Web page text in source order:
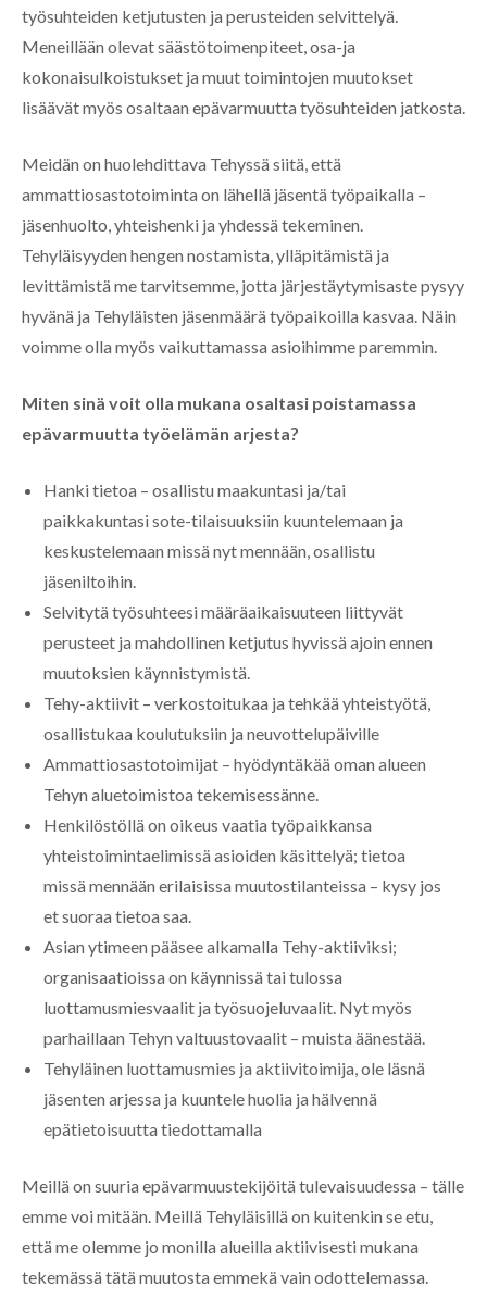
työsuhteiden ketjutusten ja perusteiden selvittelyä.
Meneillään olevat säästötoimenpiteet, osa-ja
kokonaisulkoistukset ja muut toimintojen muutokset
lisäävät myös osaltaan epävarmuutta työsuhteiden jatkosta.
Meidän on huolehdittava Tehyssä siitä, että
ammattiosastotoiminta on lähellä jäsentä työpaikalla –
jäsenhuolto, yhteishenki ja yhdessä tekeminen.
Tehyläisyyden hengen nostamista, ylläpitämistä ja
levittämistä me tarvitsemme, jotta järjestäytymisaste pysyy
hyvänä ja Tehyläisten jäsenmäärä työpaikoilla kasvaa. Näin
voimme olla myös vaikuttamassa asioihimme paremmin.
Miten sinä voit olla mukana osaltasi poistamassa
epävarmuutta työelämän arjesta?
Hanki tietoa – osallistu maakuntasi ja/tai
paikkakuntasi sote-tilaisuuksiin kuuntelemaan ja
keskustelemaan missä nyt mennään, osallistu
jäseniltoihin.
Selvitytä työsuhteesi määräaikaisuuteen liittyvät
perusteet ja mahdollinen ketjutus hyvissä ajoin ennen
muutoksien käynnistymistä.
Tehy-aktiivit – verkostoitukaa ja tehkää yhteistyötä,
osallistukaa koulutuksiin ja neuvottelupäiville
Ammattiosastotoimijat – hyödyntäkää oman alueen
Tehyn aluetoimistoa tekemisessänne.
Henkilöstöllä on oikeus vaatia työpaikkansa
yhteistoimintaelimissä asioiden käsittelyä; tietoa
missä mennään erilaisissa muutostilanteissa – kysy jos
et suoraa tietoa saa.
Asian ytimeen pääsee alkamalla Tehy-aktiiviksi;
organisaatioissa on käynnissä tai tulossa
luottamusmiesvaalit ja työsuojeluvaalit. Nyt myös
parhaillaan Tehyn valtuustovaalit – muista äänestää.
Tehyläinen luottamusmies ja aktiivitoimija, ole läsnä
jäsenten arjessa ja kuuntele huolia ja hälvennä
epätietoisuutta tiedottamalla
Meillä on suuria epävarmuustekijöitä tulevaisuudessa – tälle
emme voi mitään. Meillä Tehyläisillä on kuitenkin se etu,
että me olemme jo monilla alueilla aktiivisesti mukana
tekemässä tätä muutosta emmekä vain odottelemassa.